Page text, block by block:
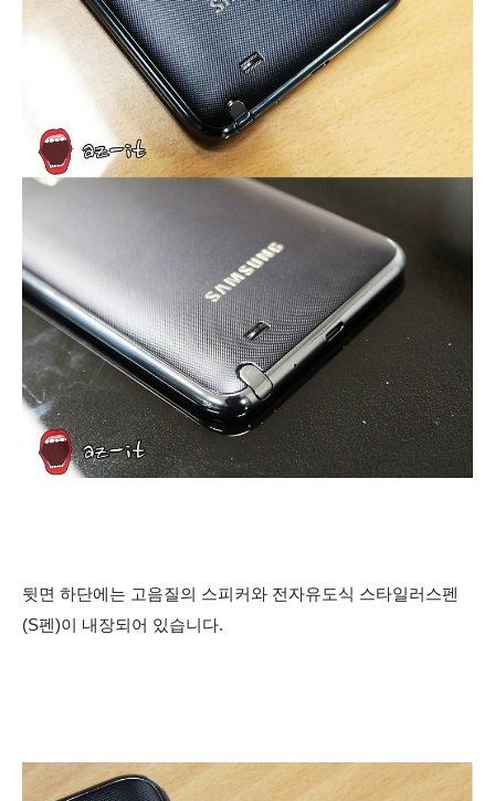
뒷면 하단에는 고음질의 스피커와 전자유도식 스타일러스펜
(S펜)이 내장되어 있습니다.